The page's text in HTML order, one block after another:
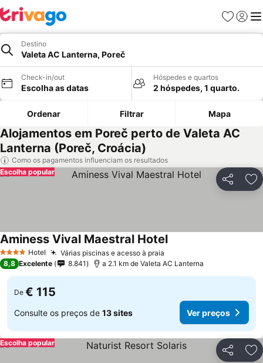
Favoritos
Iniciar
Destino
Valeta AC Lanterna, Poreč
Check-in/out
Escolha as datas
Hóspedes e quartos
2 hóspedes, 1 quarto.
Ordenar Filtrar Mapa
Alojamentos em Poreč perto de Valeta AC
Lanterna (Poreč, Croácia)
Como os pagamentos influenciam os resultados
Partilhar
Escolha popular
4 EstrelasHotel Várias piscinas e acesso à praia
Aminess Vival Maestral Hotel
8,8 Excelente 8.841 a 2.1 km de Valeta AC Lanterna
De € 115
Consulte os preços de 13 sites Ver preços
Partilhar
Escolha popular